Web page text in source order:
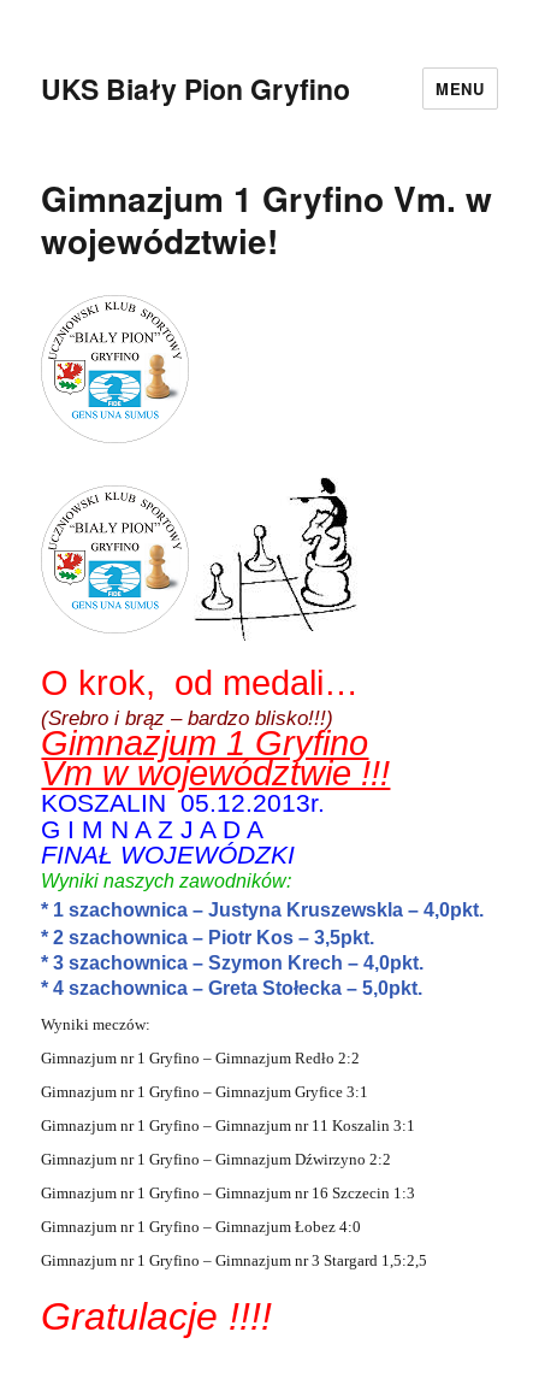
UKS Biały Pion Gryfino MENU
Gimnazjum 1 Gryfino Vm. w
województwie!
O krok, od medali…
(Srebro i brąz – bardzo blisko!!!)
Gimnazjum 1 Gryfino
Vm w województwie !!!
KOSZALIN 05.12.2013r.
G I M N A Z J A D A
FINAŁ WOJEWÓDZKI
Wyniki naszych zawodników:
* 1 szachownica – Justyna Kruszewskla – 4,0pkt.
* 2 szachownica – Piotr Kos – 3,5pkt.
* 3 szachownica – Szymon Krech – 4,0pkt.
* 4 szachownica – Greta Stołecka – 5,0pkt.
Wyniki meczów:
Gimnazjum nr 1 Gryfino – Gimnazjum Redło 2:2
Gimnazjum nr 1 Gryfino – Gimnazjum Gryfice 3:1
Gimnazjum nr 1 Gryfino – Gimnazjum nr 11 Koszalin 3:1
Gimnazjum nr 1 Gryfino – Gimnazjum Dźwirzyno 2:2
Gimnazjum nr 1 Gryfino – Gimnazjum nr 16 Szczecin 1:3
Gimnazjum nr 1 Gryfino – Gimnazjum Łobez 4:0
Gimnazjum nr 1 Gryfino – Gimnazjum nr 3 Stargard 1,5:2,5
Gratulacje !!!!